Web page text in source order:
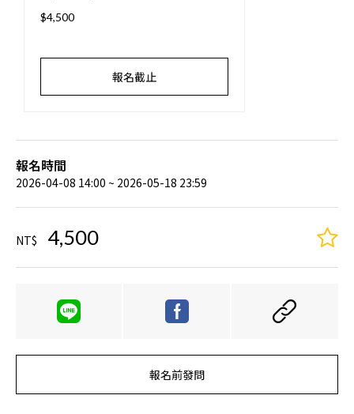
課
$4,500
報名截止
報名時間
2026-04-08 14:00 ~ 2026-05-18 23:59
NT$ 4,500
報名前發問